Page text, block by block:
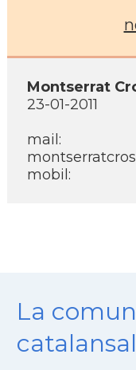
Montserrat
23-01-2011
mail:
mobil:
La